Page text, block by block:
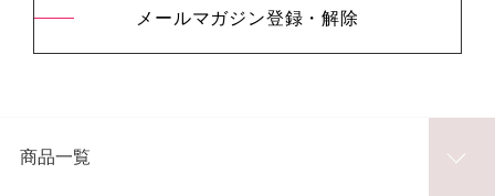
メールマガジン登録・解除
商品一覧